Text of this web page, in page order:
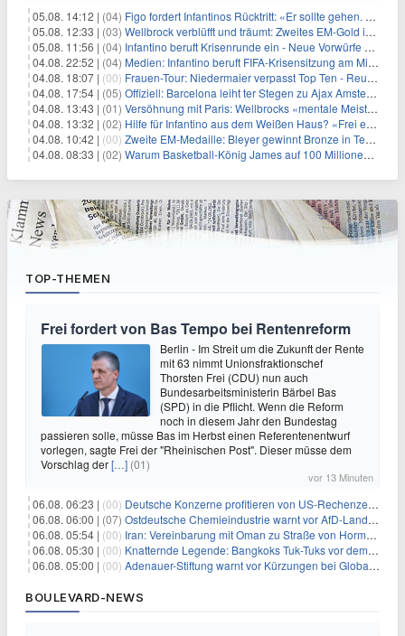
05.08. 14:12 | (04) Figo fordert Infantinos Rücktritt: «Er sollte gehen. Jetzt»
05.08. 12:33 | (03) Wellbrock verblüfft und träumt: Zweites EM-Gold in Paris
05.08. 11:56 | (04) Infantino beruft Krisenrunde ein - Neue Vorwürfe gegen FIFA
04.08. 22:52 | (04) Medien: Infantino beruft FIFA-Krisensitzung am Mittwoch ein
04.08. 18:07 | (00) Frauen-Tour: Niedermaier verpasst Top Ten - Reusser siegt
04.08. 17:54 | (05) Offiziell: Barcelona leiht ter Stegen zu Ajax Amsterdam aus
04.08. 13:43 | (01) Versöhnung mit Paris: Wellbrocks «mentale Meisterleistung»
04.08. 13:32 | (02) Hilfe für Infantino aus dem Weißen Haus? «Frei erfunden»
04.08. 10:42 | (00) Zweite EM-Medaille: Bleyer gewinnt Bronze in Technischer Kür
04.08. 08:33 | (02) Warum Basketball-König James auf 100 Millionen verzichtet
TOP-THEMEN
Frei fordert von Bas Tempo bei Rentenreform
Berlin - Im Streit um die Zukunft der Rente
mit 63 nimmt Unionsfraktionschef
Thorsten Frei (CDU) nun auch
Bundesarbeitsministerin Bärbel Bas
(SPD) in die Pflicht. Wenn die Reform
noch in diesem Jahr den Bundestag
passieren solle, müsse Bas im Herbst einen Referentenentwurf
vorlegen, sagte Frei der "Rheinischen Post". Dieser müsse dem
Vorschlag der[…] (01)
vor 13 Minuten
06.08. 06:23 | (00) Deutsche Konzerne profitieren von US-Rechenzentrums-Boom
06.08. 06:00 | (07) Ostdeutsche Chemieindustrie warnt vor AfD-Landesregierung
06.08. 05:54 | (00) Iran: Vereinbarung mit Oman zu Straße von Hormus fast fertig
06.08. 05:30 | (00) Knatternde Legende: Bangkoks Tuk-Tuks vor dem Aus?
06.08. 05:00 | (00) Adenauer-Stiftung warnt vor Kürzungen bei Globaler Gesundheit
BOULEVARD-NEWS